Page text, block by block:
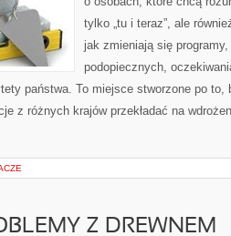
tylko „tu i teraz”, ale
jak zmieniają się
podopiecznych,
państwa. To miejsce stworzone po to,
z różnych krajów przekładać na
Z DREWNEM